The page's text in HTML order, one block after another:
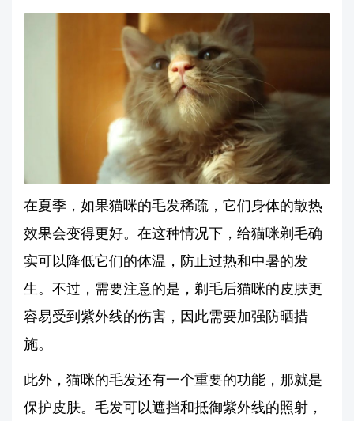
在夏季，如果猫咪的毛发稀疏，它们身体的散热
效果会变得更好。在这种情况下，给猫咪剃毛确
实可以降低它们的体温，防止过热和中暑的发
生。不过，需要注意的是，剃毛后猫咪的皮肤更
容易受到紫外线的伤害，因此需要加强防晒措
施。
此外，猫咪的毛发还有一个重要的功能，那就是
保护皮肤。毛发可以遮挡和抵御紫外线的照射，